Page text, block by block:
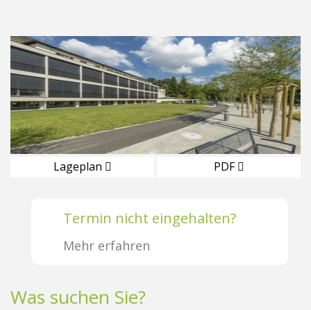
Lageplan PDF
Termin nicht eingehalten?
Mehr erfahren
Was suchen Sie?